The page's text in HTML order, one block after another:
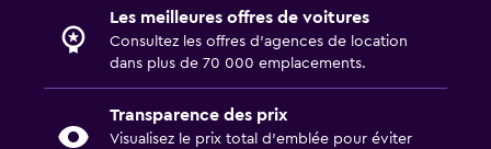
Les meilleures offres de voitures
Consultez les offres d’agences de location
dans plus de 70 000 emplacements.
Transparence des prix
Visualisez le prix total d’emblée pour éviter